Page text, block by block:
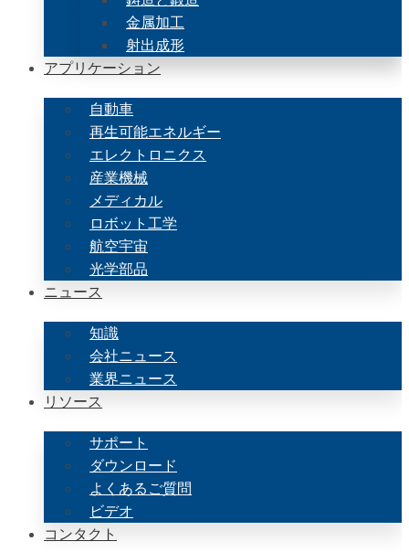
金属加工
射出成形
アプリケーション
自動車
再生可能エネルギー
エレクトロニクス
産業機械
メディカル
ロボット工学
航空宇宙
光学部品
ニュース
知識
会社ニュース
業界ニュース
リソース
サポート
ダウンロード
よくあるご質問
ビデオ
コンタクト